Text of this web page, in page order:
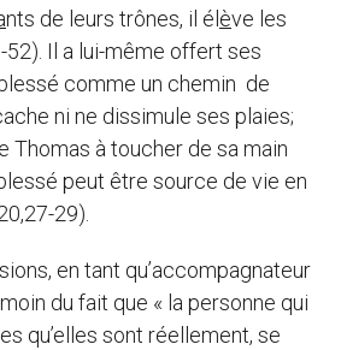
nts de leurs trônes, il élève les
52). Il a lui-même offert ses
comme un chemin de
ni ne dissimule ses plaies;
Thomas à toucher de sa main
peut être source de vie en
29).
en tant qu’accompagnateur
du fait que « la personne qui
qu’elles sont réellement, se